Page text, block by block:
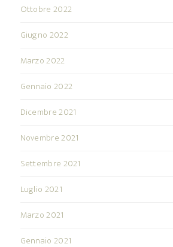
Ottobre 2022
Giugno 2022
Marzo 2022
Gennaio 2022
Dicembre 2021
Novembre 2021
Settembre 2021
Luglio 2021
Marzo 2021
Gennaio 2021